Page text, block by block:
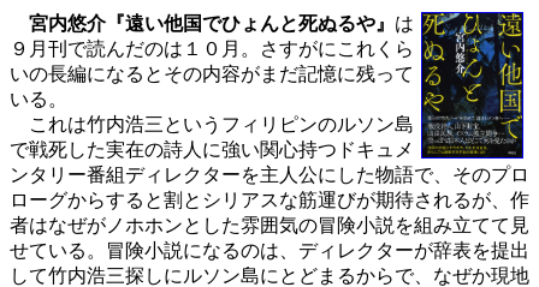
宮内悠介『遠い他国でひょんと死ぬるや』 は
９月刊で読んだのは１０月。さすがにこれくら
いの長編になるとその内容がまだ記憶に残って
いる。
これは竹内浩三というフィリピンのルソン島
で戦死した実在の詩人に強い関心持つドキュメ
ンタリー番組ディレクターを主人公にした物語で、そのプロ
ローグからすると割とシリアスな筋運びが期待されるが、作
者はなぜがノホホンとした雰囲気の冒険小説を組み立てて見
せている。冒険小説になるのは、ディレクターが辞表を提出
して竹内浩三探しにルソン島にとどまるからで、なぜか現地